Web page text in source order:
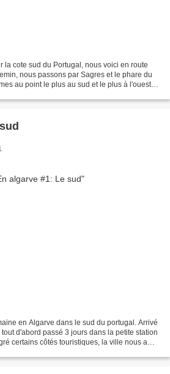
la cote sud du Portugal, nous voici en route
nous passons par Sagres et le phare du
au point le plus au sud et le plus à l'ouest
en Algarve dans le sud du portugal. Arrivé
d'abord passé 3 jours dans la petite station
certains côtés touristiques, la ville nous a